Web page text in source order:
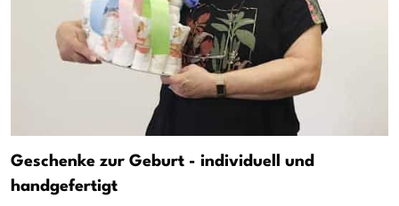
Geschenke zur Geburt - individuell und
handgefertigt